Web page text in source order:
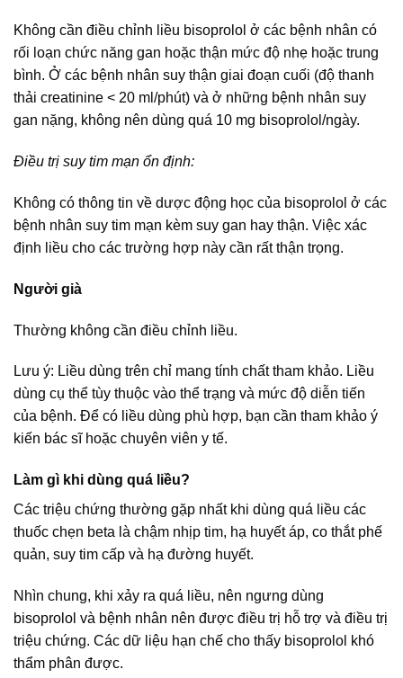
Không cần điều chỉnh liều bisoprolol ở các bệnh nhân có
rối loạn chức năng gan hoặc thận mức độ nhẹ hoặc trung
bình. Ở các bệnh nhân suy thận giai đoạn cuối (độ thanh
thải creatinine < 20 ml/phút) và ở những bệnh nhân suy
gan nặng, không nên dùng quá 10 mg bisoprolol/ngày.
Điều trị suy tim mạn ổn định:
Không có thông tin về dược động học của bisoprolol ở các
bệnh nhân suy tim mạn kèm suy gan hay thận. Việc xác
định liều cho các trường hợp này cần rất thận trọng.
Người già
Thường không cần điều chỉnh liều.
Lưu ý: Liều dùng trên chỉ mang tính chất tham khảo. Liều
dùng cụ thể tùy thuộc vào thể trạng và mức độ diễn tiến
của bệnh. Để có liều dùng phù hợp, bạn cần tham khảo ý
kiến bác sĩ hoặc chuyên viên y tế.
Làm gì khi dùng quá liều?
Các triệu chứng thường gặp nhất khi dùng quá liều các
thuốc chẹn beta là chậm nhịp tim, hạ huyết áp, co thắt phế
quản, suy tim cấp và hạ đường huyết.
Nhìn chung, khi xảy ra quá liều, nên ngưng dùng
bisoprolol và bệnh nhân nên được điều trị hỗ trợ và điều trị
triệu chứng. Các dữ liệu hạn chế cho thấy bisoprolol khó
thẩm phân được.